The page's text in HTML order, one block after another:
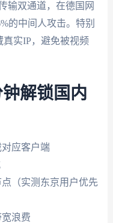
输双通道，在德国网
的中间人攻击。特别
真实IP，避免被视频
解锁国内
应客户端
（实测东京用户优先
浪费